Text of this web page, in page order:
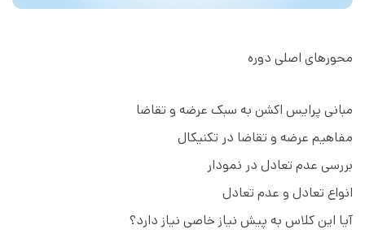
محورهای اصلی دوره
مبانی پرایس اکشن به سبک عرضه و تقاضا
مفاهیم عرضه و تقاضا در تکنیکال
بررسی عدم تعادل در نمودار
انواع تعادل و عدم تعادل
آیا این کلاس به پیش نیاز خاصی نیاز دارد؟